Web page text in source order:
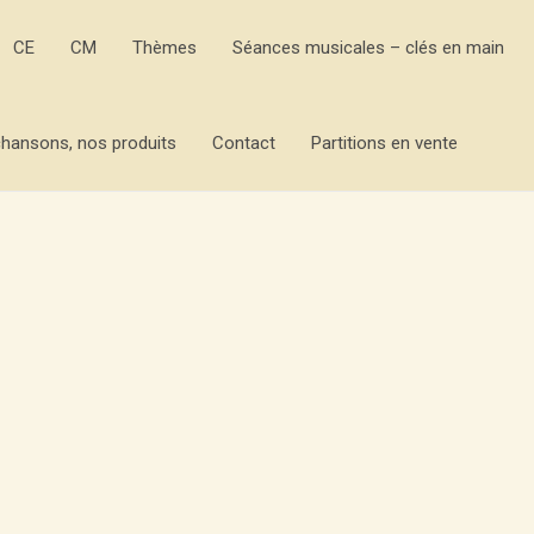
CE CM Thèmes Séances musicales – clés en main
nos produits Contact Partitions en vente